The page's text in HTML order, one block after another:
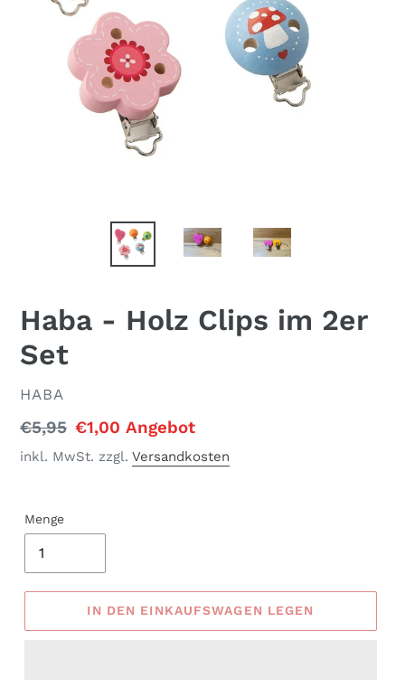
Haba - Holz Clips im 2er
Set
VERKÄUFER
HABA
Normaler
Preis
€5,95 Sonderpreis
€1,00Angebot
inkl. MwSt. zzgl. Versandkosten
Menge
IN DEN EINKAUFSWAGEN LEGEN